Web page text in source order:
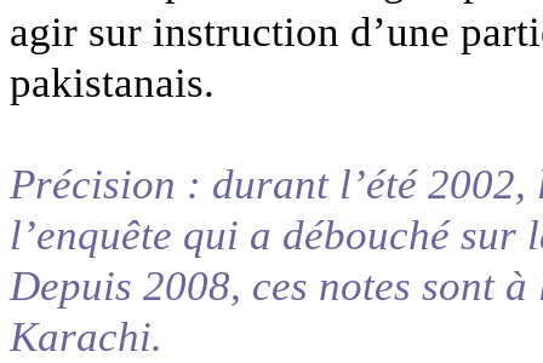
agir sur instruction d’une
pakistanais.
Précision : durant l’été 2002,
l’enquête qui a débouché
Depuis 2008, ces notes sont
Karachi.